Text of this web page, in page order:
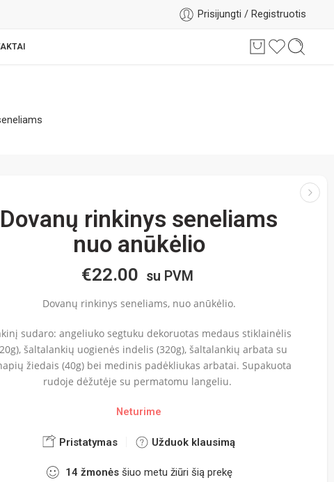
Prisijungti / Registruotis
Dovanų rinkinys seneliams
nuo anūkėlio
€22.00 su PVM
Dovanų rinkinys seneliams, nuo anūkėlio.
sudaro: angeliuko segtuku dekoruotas medaus stiklainėlis
šaltalankių uogienės indelis (320g), šaltalankių arbata su
žiedais (40g) bei medinis padėkliukas arbatai. Supakuota
rudoje dėžutėje su permatomu langeliu.
Neturime
Pristatymas Užduok klausimą
14 žmonėsšiuo metu žiūri šią prekę